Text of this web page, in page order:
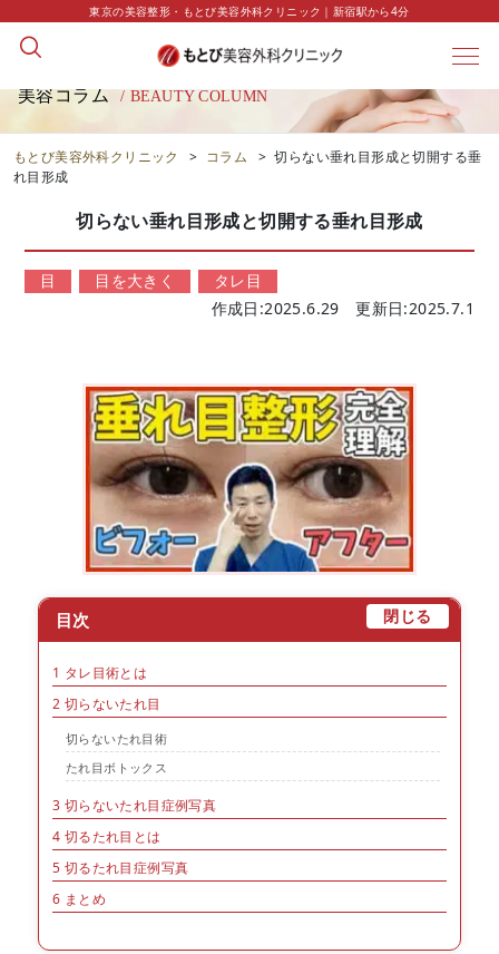
東京の美容整形・もとび美容外科クリニック｜新宿駅から4分
美容コラム / BEAUTY COLUMN
もとび美容外科クリニック > コラム > 切らない垂れ目形成と切開する垂
れ目形成
切らない垂れ目形成と切開する垂れ目形成
目 目を大きく タレ目
作成日:2025.6.29 更新日:2025.7.1
目次 [ 閉じる ]
1 タレ目術とは
2 切らないたれ目
切らないたれ目術
たれ目ボトックス
3 切らないたれ目症例写真
4 切るたれ目とは
5 切るたれ目症例写真
6 まとめ